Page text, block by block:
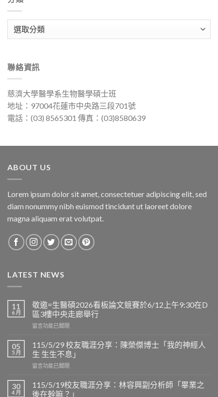
聯絡資訊
慈濟大學醫學系生物醫學碩士班
地址：97004花蓮市中央路三段701號
電話：(03) 8565301 傳真：(03)8580639
ABOUT US
Lorem ipsum dolor sit amet, consectetuer adipiscing elit, sed
diam nonummy nibh euismod tincidunt ut laoreet dolore
magna aliquam erat volutpat.
LATEST NEWS
11
6 月
敬邀=生醫碩2026看板論文競賽於6/12上午9:30在D
區3樓中央走廊舉行
在
邀
=
生
醫
2026
看
留言功能已關閉
05
5 月
115/5/29 校友職涯分享：陳榮傑博士「我的神經人
生 生生不息」
在
校
友
留言功能已關閉
30
4 月
115/5/19校友職涯分享：林容興副分析師「畢業之
後在幹嘛？」